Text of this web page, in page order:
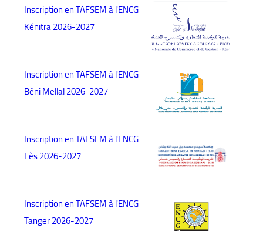
Inscription en TAFSEM à l'ENCG
Kénitra 2026-2027
Inscription en TAFSEM à l'ENCG
Béni Mellal 2026-2027
Inscription en TAFSEM à l'ENCG
Fès 2026-2027
Inscription en TAFSEM à l'ENCG
Tanger 2026-2027